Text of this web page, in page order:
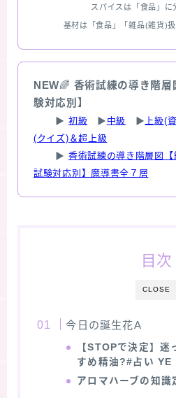
スパイスは「食品」に
基材は「食品」「雑品(雑貨)
NEW🌈 香術試練の導き階層
験対応別】
▶ 初級 ▶ 中級 ▶ 上級(
(クイズ)＆超上級
▶ 香術試練の導き階層図
試験対応別】魔導書全７層
CLOSE
目次
今日の誕生花A
【STOPで決定】迷
すめ精油?#占い YE
アロマハーブの知識